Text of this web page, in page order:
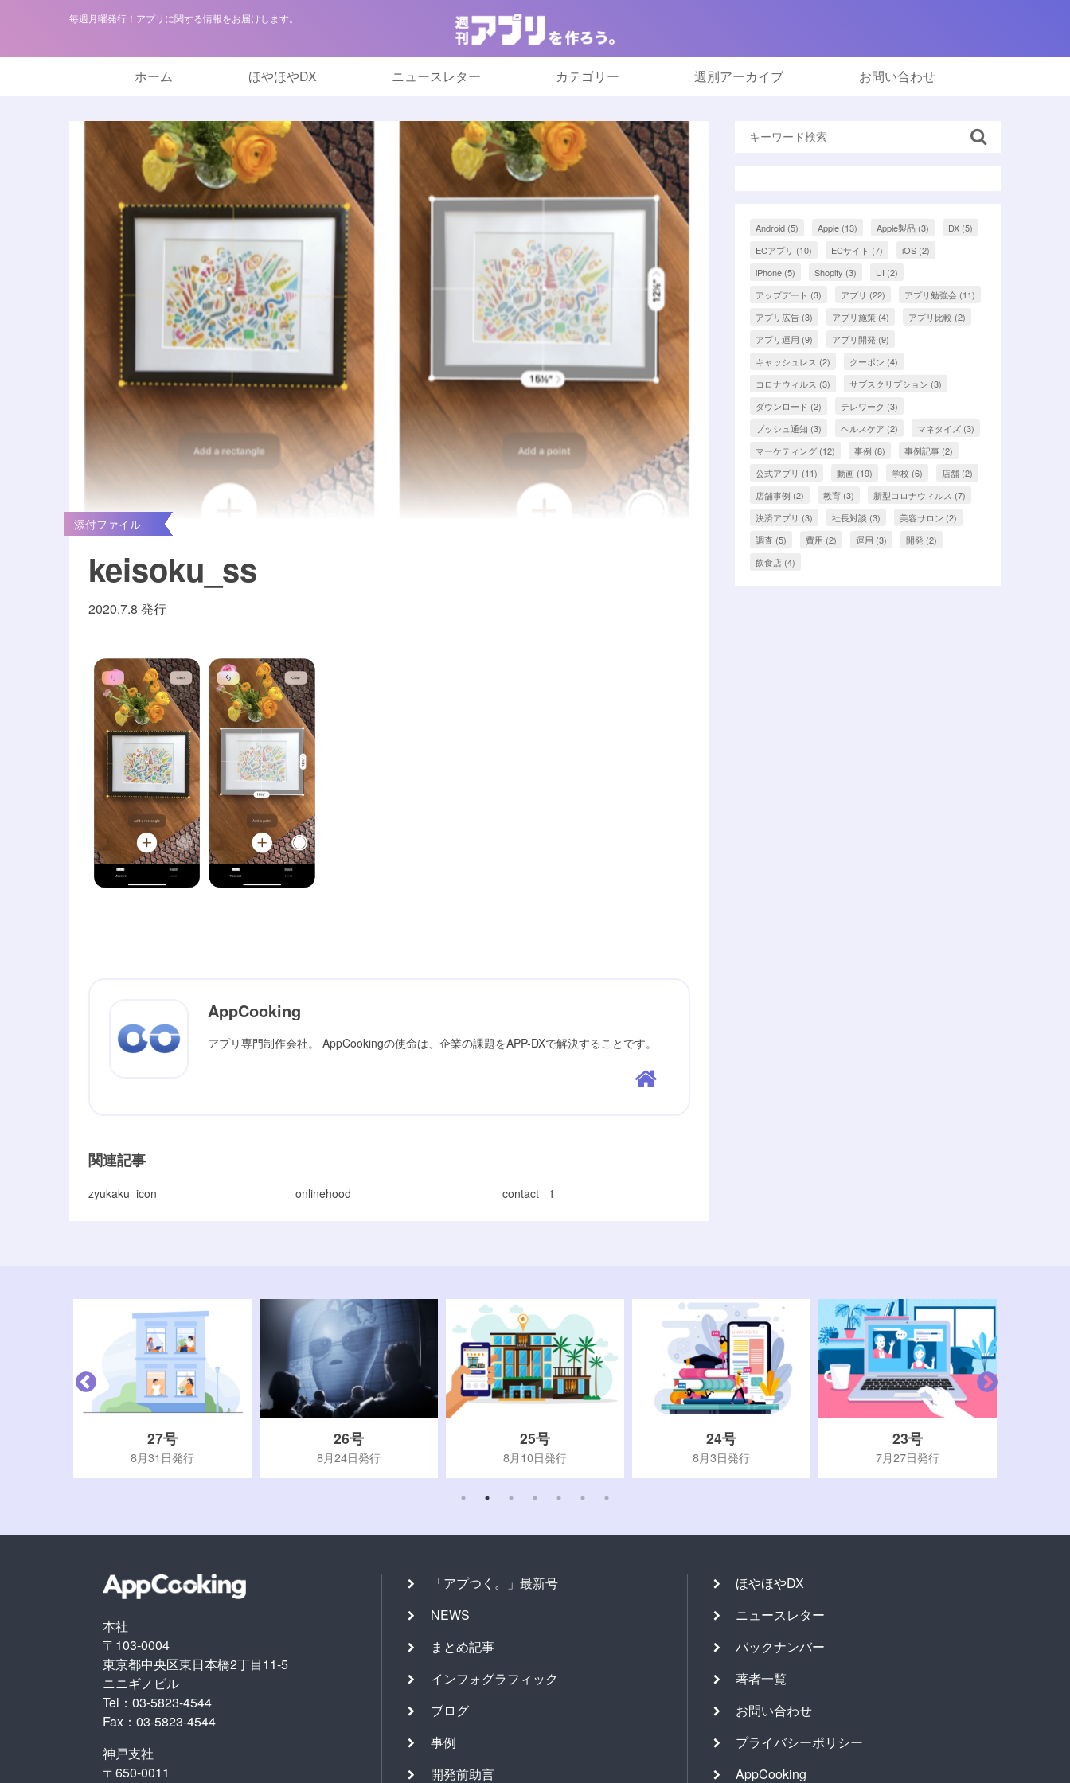
毎週月曜発行！アプリに関する情報をお届けします。
ホーム ほやほやDX ニュースレター カテゴリー 週別アーカイブ お問い合わせ
添付ファイル
keisoku_ss
2020.7.8 発行
AppCooking
アプリ専門制作会社。 AppCookingの使命は、企業の課題をAPP-DXで解決することです。
関連記事
zyukaku_icon onlinehood contact_ 1
Android(5) Apple(13) Apple製品(3) DX(5)
ECアプリ (10) ECサイト (7) iOS(2)
iPhone(5) Shopify (3) UI (2)
アップデート (3) アプリ (22) アプリ勉強会(11)
アプリ広告(3) アプリ施策(4) アプリ比較 (2)
アプリ運用 (9) アプリ開発(9)
キャッシュレス (2) クーポン (4)
コロナウィルス (3) サブスクリプション (3)
ダウンロード (2) テレワーク (3)
プッシュ通知 (3) ヘルスケア (2) マネタイズ(3)
マーケティング(12) 事例 (8) 事例記事(2)
公式アプリ (11) 動画(19) 学校(6) 店舗(2)
店舗事例 (2) 教育(3) 新型コロナウィルス (7)
決済アプリ (3) 社長対談 (3) 美容サロン (2)
調査 (5) 費用 (2) 運用 (3) 開発(2)
飲食店(4)
27号
8月31日発行
26号
8月24日発行
25号
8月10日発行
24号
8月3日発行
23号
7月27日発行
本社
〒103-0004
東京都中央区東日本橋2丁目11-5
ニニギノビル
Tel：03-5823-4544
Fax：03-5823-4544
神戸支社
〒650-0011
「アプつく。」最新号
NEWS
まとめ記事
インフォグラフィック
ブログ
事例
開発前助言
ほやほやDX
ニュースレター
バックナンバー
著者一覧
お問い合わせ
プライバシーポリシー
AppCooking